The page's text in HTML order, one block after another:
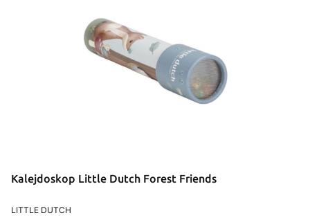
Kalejdoskop Little Dutch Forest Friends
PRODUCENT
LITTLE DUTCH